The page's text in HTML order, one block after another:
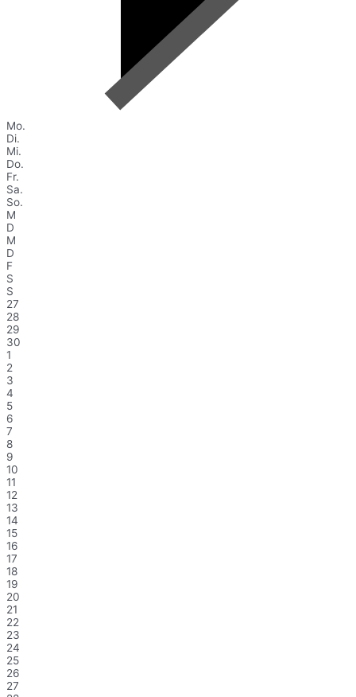
Mo.
Di.
Mi.
Do.
Fr.
Sa.
So.
M
D
M
D
F
S
S
27
28
29
30
1
2
3
4
5
6
7
8
9
10
11
12
13
14
15
16
17
18
19
20
21
22
23
24
25
26
27